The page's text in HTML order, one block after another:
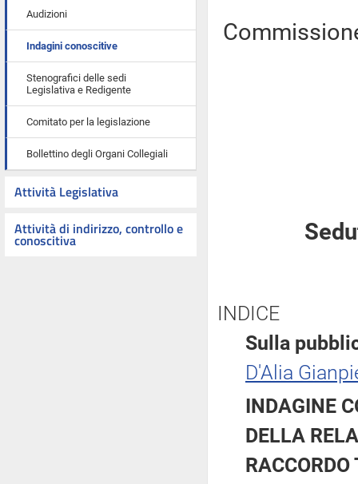
Audizioni
Indagini conoscitive
Stenografici delle sedi
Legislativa e Redigente
Comitato per la legislazione
Bollettino degli Organi Collegiali
Attività Legislativa
Attività di indirizzo, controllo e
conoscitiva
INDICE
Sulla
D'Alia
INDAGINE
DELLA